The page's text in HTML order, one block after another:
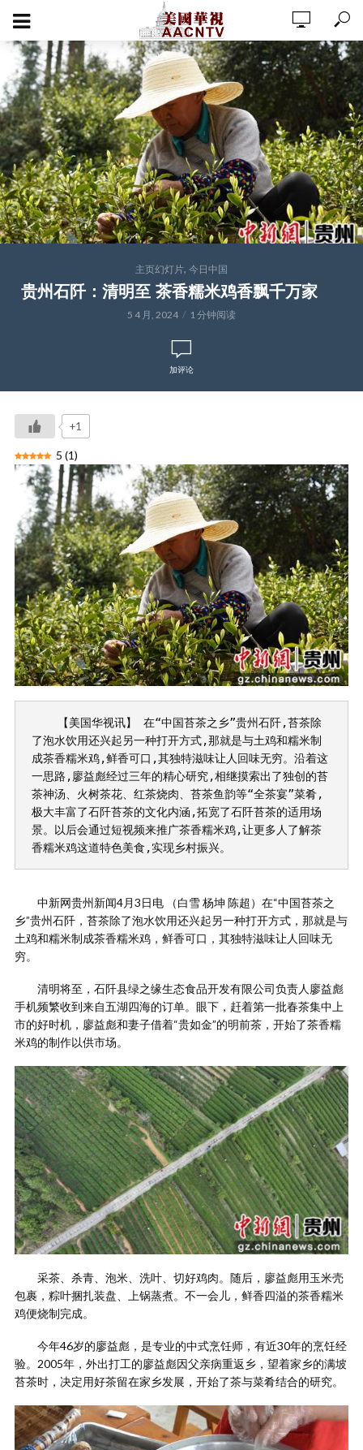
主页幻灯片, 今日中国
贵州石阡：清明至 茶香糯米鸡香飘千万家
5 4 月, 2024 1 分钟阅读
加评论
+1
5 (1)
了泡水饮用还兴起另一种打开方式,那就是与土鸡和糯米制
成茶香糯米鸡,鲜香可口,其独特滋味让人回味无穷。沿着这
一思路,廖益彪经过三年的精心研究,相继摸索出了独创的苔
茶神汤、火树茶花、红茶烧肉、苔茶鱼韵等“全茶宴”菜肴,
极大丰富了石阡苔茶的文化内涵,拓宽了石阡苔茶的适用场
景。以后会通过短视频来推广茶香糯米鸡,让更多人了解茶
香糯米鸡这道特色美食,实现乡村振兴。
中新网贵州新闻4月3日电 （白雪 杨坤 陈超）在“中国苔茶之
乡”贵州石阡，苔茶除了泡水饮用还兴起另一种打开方式，那就是与
土鸡和糯米制成茶香糯米鸡，鲜香可口，其独特滋味让人回味无
穷。
清明将至，石阡县绿之缘生态食品开发有限公司负责人廖益彪
手机频繁收到来自五湖四海的订单。眼下，赶着第一批春茶集中上
市的好时机，廖益彪和妻子借着“贵如金”的明前茶，开始了茶香糯
米鸡的制作以供市场。
采茶、杀青、泡米、洗叶、切好鸡肉。随后，廖益彪用玉米壳
包裹，粽叶捆扎装盘、上锅蒸煮。不一会儿，鲜香四溢的茶香糯米
鸡便烧制完成。
今年46岁的廖益彪，是专业的中式烹饪师，有近30年的烹饪经
验。2005年，外出打工的廖益彪因父亲病重返乡，望着家乡的满坡
苔茶时，决定用好茶留在家乡发展，开始了茶与菜肴结合的研究。